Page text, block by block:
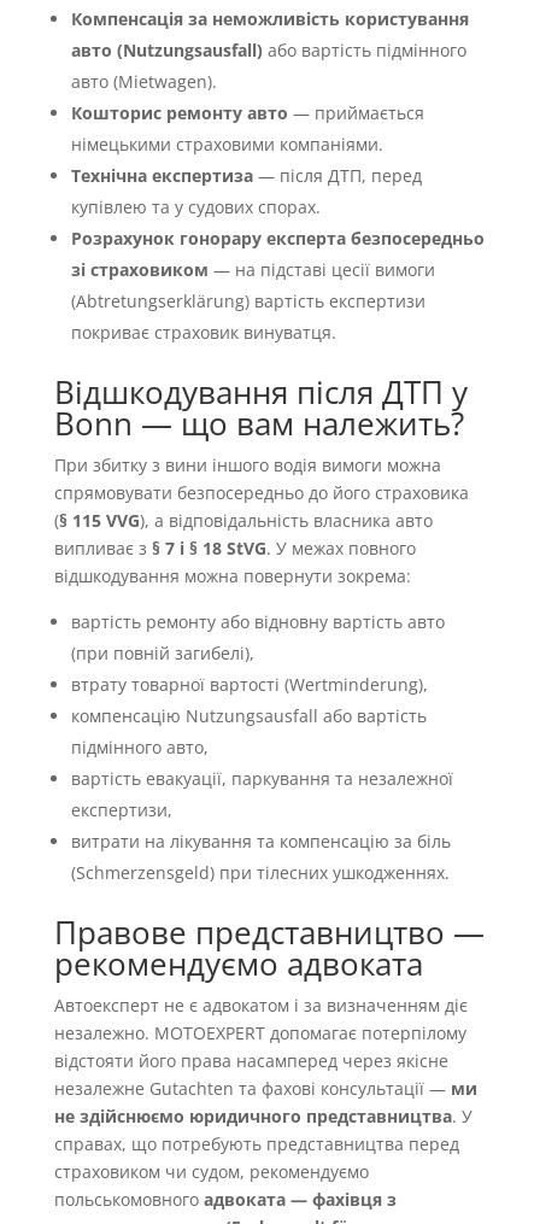
Компенсація за неможливість користування
авто (Nutzungsausfall) або вартість підмінного
авто (Mietwagen).
Кошторис ремонту авто — приймається
німецькими страховими компаніями.
Технічна експертиза— після ДТП, перед
купівлею та у судових спорах.
Розрахунок гонорару експерта безпосередньо
зі страховиком — на підставі цесії вимоги
(Abtretungserklärung) вартість експертизи
покриває страховик винуватця.
Відшкодування після ДТП у
Bonn — що вам належить?
При збитку з вини іншого водія вимоги можна
спрямовувати безпосередньо до його страховика
(§ 115 VVG), а відповідальність власника авто
випливає з § 7 і § 18 StVG. У межах повного
відшкодування можна повернути зокрема:
вартість ремонту або відновну вартість авто
(при повній загибелі),
втрату товарної вартості (Wertminderung),
компенсацію Nutzungsausfall або вартість
підмінного авто,
вартість евакуації, паркування та незалежної
експертизи,
витрати на лікування та компенсацію за біль
(Schmerzensgeld) при тілесних ушкодженнях.
Правове представництво —
рекомендуємо адвоката
Автоексперт не є адвокатом і за визначенням діє
незалежно. MOTOEXPERT допомагає потерпілому
відстояти його права насамперед через якісне
незалежне Gutachten та фахові консультації — ми
не здійснюємо юридичного представництва. У
справах, що потребують представництва перед
страховиком чи судом, рекомендуємо
польськомовного адвоката — фахівця з